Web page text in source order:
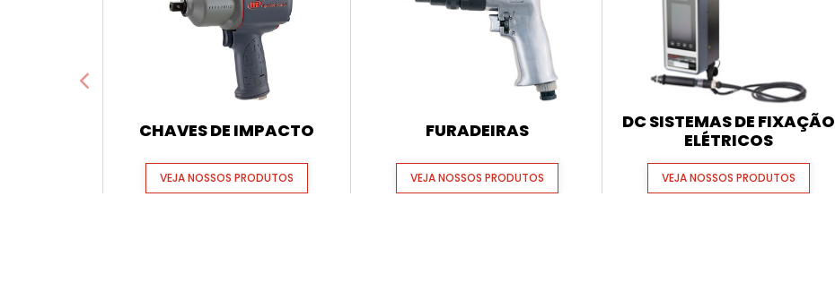
CHAVES DE IMPACTO
VEJA NOSSOS PRODUTOS
FURADEIRAS
VEJA NOSSOS PRODUTOS
DC SISTEMAS DE FIXAÇÃO
ELÉTRICOS
VEJA NOSSOS PRODUTOS